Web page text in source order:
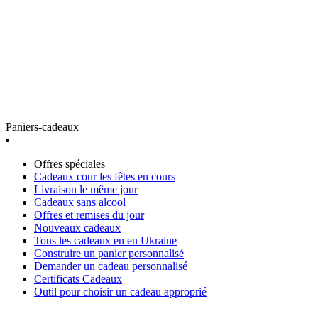
Paniers-cadeaux
Offres spéciales
Cadeaux cour les fêtes en cours
Livraison le même jour
Cadeaux sans alcool
Offres et remises du jour
Nouveaux cadeaux
Tous les cadeaux en en Ukraine
Construire un panier personnalisé
Demander un cadeau personnalisé
Certificats Cadeaux
Outil pour choisir un cadeau approprié